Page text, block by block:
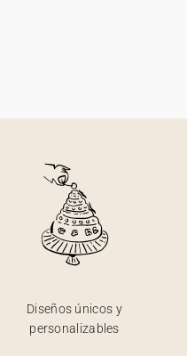
Diseños únicos y
personalizables